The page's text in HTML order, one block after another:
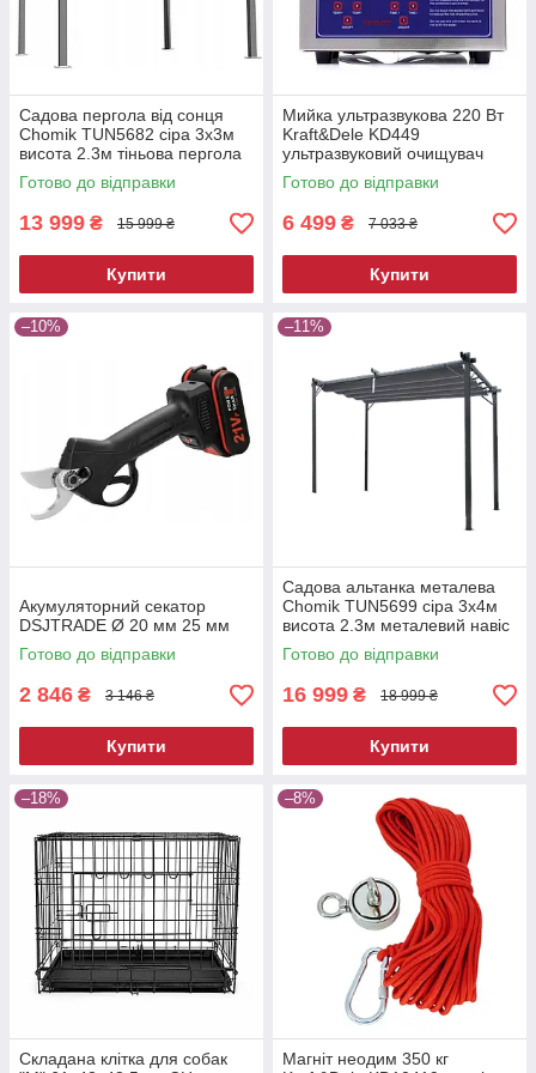
Садова пергола від сонця
Chomik TUN5682 сіра 3х3м
висота 2.3м тіньова пергола
для двору
Готово до відправки
13 999 ₴ 15 999 ₴
Купити
Мийка ультразвукова 220 Вт
Kraft&Dele KD449
ультразвуковий очищувач
Готово до відправки
6 499 ₴ 7 033 ₴
Купити
–10%
Акумуляторний секатор
DSJTRADE Ø 20 мм 25 мм
Готово до відправки
2 846 ₴ 3 146 ₴
Купити
–11%
Садова альтанка металева
Chomik TUN5699 сіра 3х4м
висота 2.3м металевий навіс
від сонця
Готово до відправки
16 999 ₴ 18 999 ₴
Купити
–18%
Складана клітка для собак
–8%
Магніт неодим 350 кг